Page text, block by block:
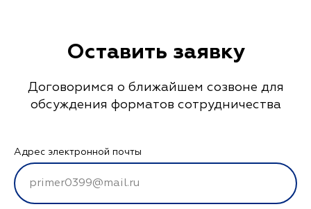
Оставить заявку
Договоримся о ближайшем созвоне для
обсуждения форматов сотрудничества
Адрес электронной почты